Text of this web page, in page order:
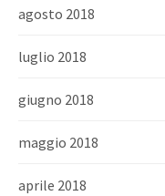
agosto 2018
luglio 2018
giugno 2018
maggio 2018
aprile 2018